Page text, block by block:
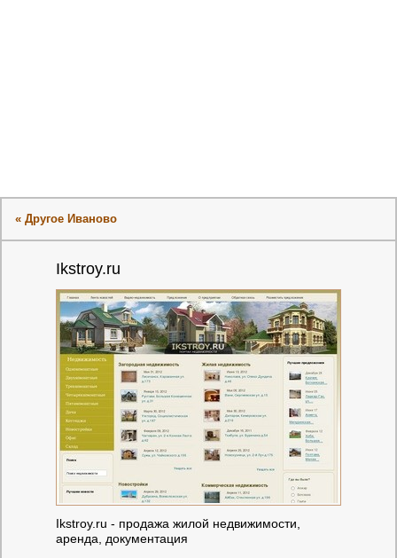
« Другое Иваново
Ikstroy.ru
Ikstroy.ru - продажа жилой недвижимости,
аренда, документация